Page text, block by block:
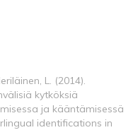
L. (2014).
kytköksiä
ja kääntämisessä
identifications in